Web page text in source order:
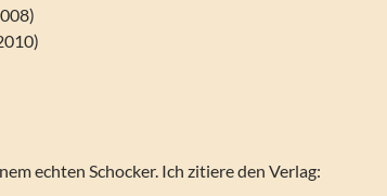
echten Schocker. Ich zitiere den Verlag: